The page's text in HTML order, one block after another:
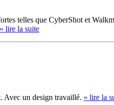
telles que CyberShot et
» lire la suite
Avec un design travaillé. » lire la